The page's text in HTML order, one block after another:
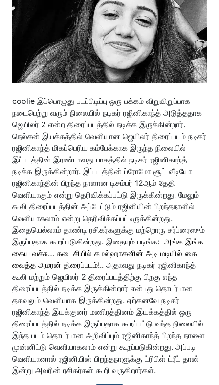
coolie இப்பொழுது படப்பிடிப்பு ஒரு பக்கம் விறுவிறுப்பாக
நடைபெற்று வரும் நிலையில் நடிகர் ரஜினிகாந்த் அடுத்ததாக
ஜெயிலர் 2 என்ற திரைப்படத்தில் நடிக்க இருக்கின்றார்.
நெல்சன் இயக்கத்தில் வெளியான ஜெயிலர் திரைப்படம் நடிகர்
ரஜினிகாந்த் மிகப்பெரிய கம்பேக்காக இருந்த நிலையில்
இப்படத்தின் இரண்டாவது பாகத்தில் நடிகர் ரஜினிகாந்த்
நடிக்க இருக்கின்றார். இப்படத்தின் ப்ரோமோ சூட் வீடியோ
ரஜினிகாந்தின் பிறந்த நாளான டிசம்பர் 12ஆம் தேதி
வெளியாகும் என்று தெரிவிக்கப்பட்டு இருக்கின்றது. மேலும்
கூலி திரைப்படத்தின் அப்டேட்டும் ரஜினியின் பிறந்தநாளில்
வெளியாகலாம் என்று தெரிவிக்கப்பட்டிருக்கின்றது.
இதையெல்லாம் தாண்டி ரசிகர்களுக்கு மற்றொரு சர்ப்ரைஸும்
இருப்பதாக கூறப்படுகின்றது. இதையும் படிங்க: அங்க இங்க
கைய வச்சு… கடைசியில் கமல்ஹாசனின் அடி மடியில் கை
வைத்த அமரன் திரைப்படம்!.. அதாவது நடிகர் ரஜினிகாந்த்
கூலி மற்றும் ஜெயிலர் 2 திரைப்படத்திற்கு பிறகு எந்த
திரைப்படத்தில் நடிக்க இருக்கின்றார் என்பது தொடர்பான
தகவலும் வெளியாக இருக்கின்றது. ஏற்கனவே நடிகர்
ரஜினிகாந்த் இயக்குனர் மணிரத்தினம் இயக்கத்தில் ஒரு
திரைப்படத்தில் நடிக்க இருப்பதாக கூறப்பட்டு வந்த நிலையில்
இந்த படம் தொடர்பான அறிவிப்பும் ரஜினிகாந்த் பிறந்த நாளை
முன்னிட்டு வெளியாகலாம் என்று கூறப்படுகின்றது. அப்படி
வெளியானால் ரஜினியின் பிறந்தநாளுக்கு ட்ரிபிள் ட்ரீட் தான்
இன்று அவரின் ரசிகர்கள் கூறி வருகிறார்கள்.